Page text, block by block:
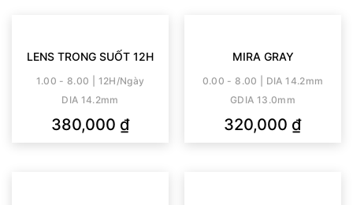
LENS TRONG SUỐT 12H
1.00 - 8.00 | 12H/Ngày
DIA 14.2mm
380,000 ₫
MIRA GRAY
0.00 - 8.00 | DIA 14.2mm
GDIA 13.0mm
320,000 ₫